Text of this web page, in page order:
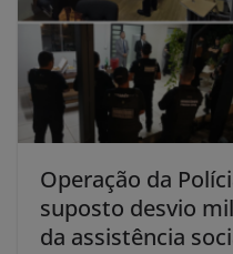
Operação da
suposto desvio
da assistência